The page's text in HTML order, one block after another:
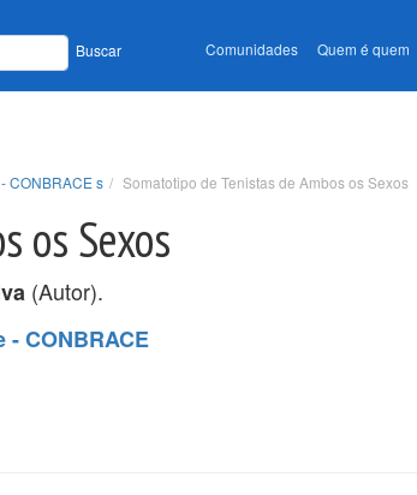
Buscar Comunidades Quem é quem
CONBRACE s Somatotipo de Tenistas de Ambos os Sexos
os Sexos
(Autor).
CONBRACE